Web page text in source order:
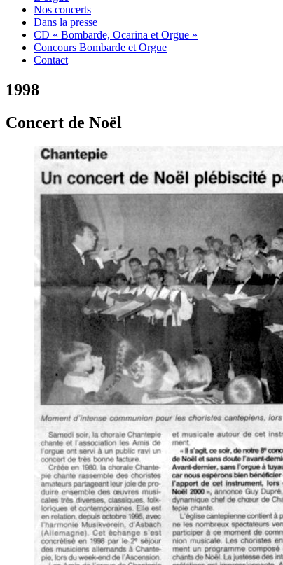
Nos concerts
Dans la presse
CD « Bombarde, Ocarina et Orgue »
Concours Bombarde et Orgue
Contact
1998
Concert de Noël